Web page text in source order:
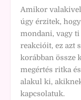
Amikor
úgy érzitek,
mondani, vagy
reakcióit, ez azt
korábban össze
megértés ritka
alakul ki,
kapcsolatuk.